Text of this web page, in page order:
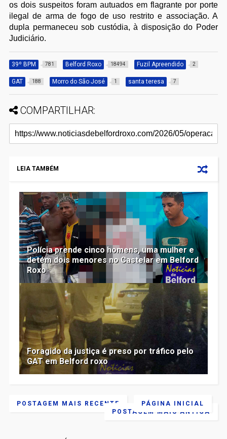
os dois suspeitos foram autuados em flagrante por porte
ilegal de arma de fogo de uso restrito e associação. A
dupla permaneceu sob custódia, à disposição do Poder
Judiciário.
39º BPM 781 Belford Roxo 18494 Fuzil Apreendido 2
GAT 188 Morro do São José 1 santa teresa 7
COMPARTILHAR:
LEIA TAMBÉM
Polícia prende cinco homens, uma mulher e
detém dois menores no Castelar em Belford
Roxo
Foragido da justiça é preso por tráfico pelo
GAT em Belford roxo
POSTAGEM MAIS RECENTE
POSTAGEM MAIS ANTIGA
PÁGINA INICIAL